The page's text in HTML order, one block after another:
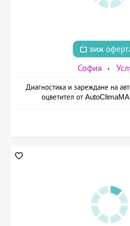
виж
София
Диагностика и зареждане на
оцветител от